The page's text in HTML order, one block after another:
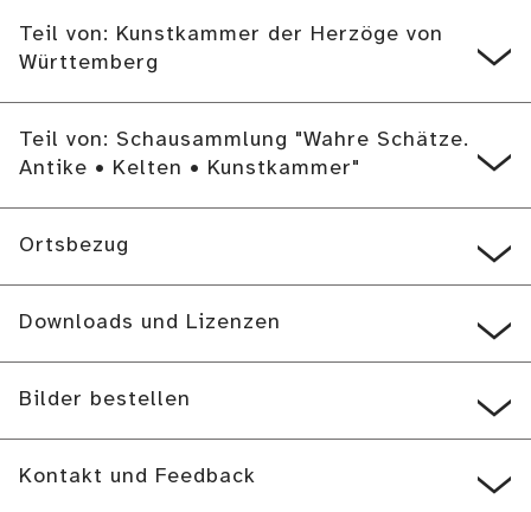
Teil von: Kunstkammer der Herzöge von
Württemberg
Teil von: Schausammlung "Wahre Schätze.
Antike • Kelten • Kunstkammer"
Ortsbezug
Downloads und Lizenzen
Bilder bestellen
Kontakt und Feedback